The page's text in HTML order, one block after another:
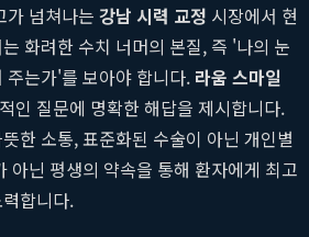
가 넘쳐나는 강남 시력 교정 시장에서 현
화려한 수치 너머의 본질, 즉 '나의 눈
주는가'를 보아야 합니다. 라움 스마일
인 질문에 명확한 해답을 제시합니다.
한 소통, 표준화된 수술이 아닌 개인별
아닌 평생의 약속을 통해 환자에게 최고
합니다.